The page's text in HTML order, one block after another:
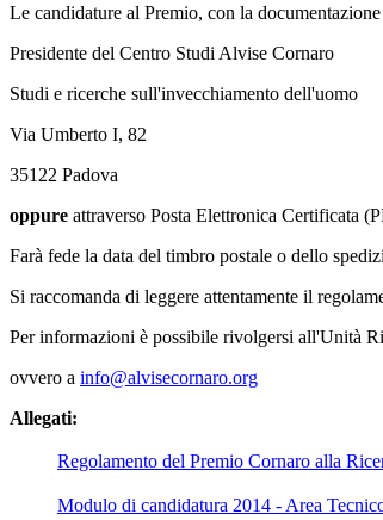
Le candidature al Premio, con la
Presidente del Centro Studi Alvise Cornaro
Studi e ricerche sull'invecchiamento dell'uomo
Via Umberto I, 82
35122 Padova
oppure attraverso Posta Elettronica Certificata
Farà fede la data del timbro postale o dello
Si raccomanda di leggere attentamente il
Per informazioni è possibile rivolgersi all'Unità
ovvero a info@alvisecornaro.org
Allegati:
Regolamento del Premio Cornaro alla
Modulo di candidatura 2014 - Area